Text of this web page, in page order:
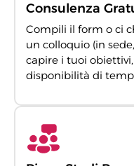
Consulenza
Compili il form o ci
un colloquio (in
capire i tuoi
disponibilità di